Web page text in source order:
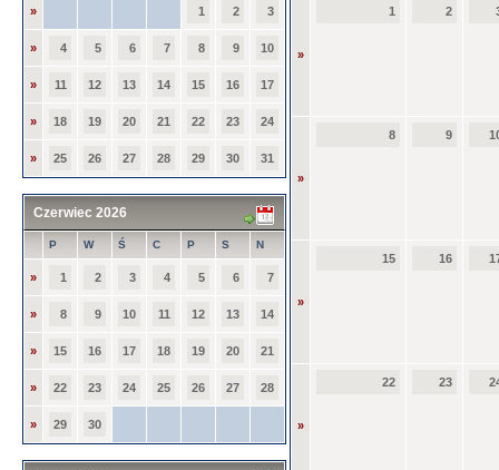
» 1 2 3
» 4 5 6 7 8 9 10
» 11 12 13 14 15 16 17
» 18 19 20 21 22 23 24
» 25 26 27 28 29 30 31
Czerwiec 2026
P W Ś C P S N
» 1 2 3 4 5 6 7
» 8 9 10 11 12 13 14
» 15 16 17 18 19 20 21
» 22 23 24 25 26 27 28
» 29 30
»
1 2
»
8 9
»
15 16
»
22 23